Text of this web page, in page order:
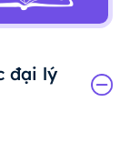
đại lý